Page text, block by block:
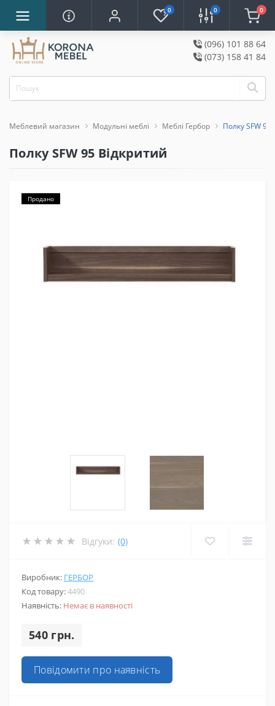
0 0 0
(096) 101 88 64
(073) 158 41 84
Меблевий магазин Модульні меблі Меблі Гербор Полку SFW 95
Полку SFW 95 Відкритий
Продано
Відгуки: (0)
Виробник: ГЕРБОР
Код товару:4490
Наявність: Немає в наявності
540 грн.
Повідомити про наявність